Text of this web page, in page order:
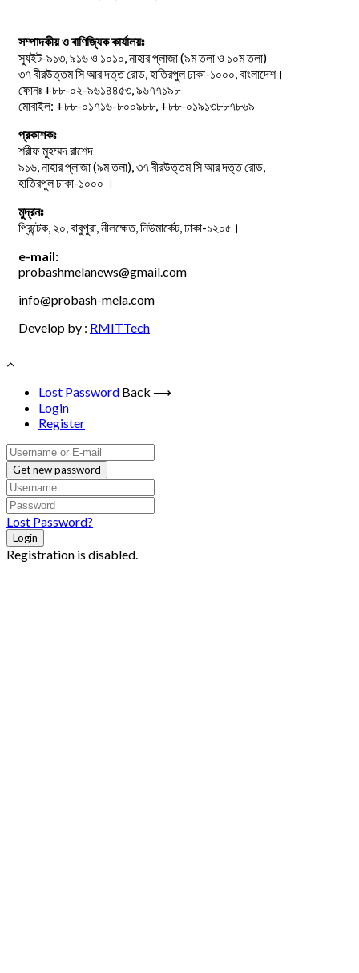
সম্পাদকীয় ও বাণিজ্যিক কার্যালয়ঃ
স্যুইট-৯১৩, ৯১৬ ও ১০১০, নাহার প্লাজা (৯ম তলা ও ১০ম তলা)
৩৭ বীরউত্তম সি আর দত্ত রোড, হাতিরপুল ঢাকা-১০০০, বাংলাদেশ।
ফোনঃ +৮৮-০২-৯৬১৪৪৫৩, ৯৬৭৭১৯৮
মোবাইল: +৮৮-০১৭১৬-৮০০৯৮৮, +৮৮-০১৯১৩৮৮৭৮৬৯
প্রকাশকঃ
শরীফ মুহম্মদ রাশেদ
৯১৬, নাহার প্লাজা (৯ম তলা), ৩৭ বীরউত্তম সি আর দত্ত রোড,
হাতিরপুল ঢাকা-১০০০ ।
মুদ্রনঃ
প্রিন্টেক, ২০, বাবুপুরা, নীলক্ষেত, নিউমার্কেট, ঢাকা-১২০৫।
e-mail:
probashmelanews@gmail.com
info@probash-mela.com
Develop by : RMITTech
Lost Password Back ⟶
Login
Register
Get new password
Lost Password?
Login
Registration is disabled.